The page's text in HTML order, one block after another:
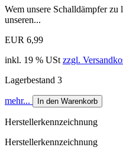
Wem unsere Schalldämpfer
unseren...
EUR 6,99
inkl. 19 % USt zzgl.
Lagerbestand 3
mehr... In den Warenkorb
Herstellerkennzeichnung
Herstellerkennzeichnung